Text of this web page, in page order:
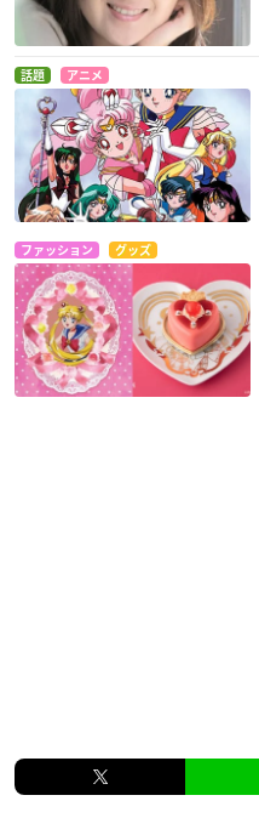
話題 アニメ
ファッション グッズ